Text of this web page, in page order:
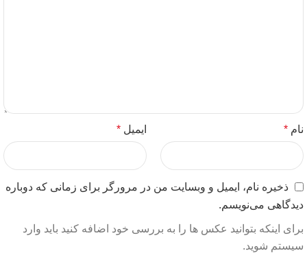
نام * ایمیل *
ذخیره نام، ایمیل و وبسایت من در مرورگر برای زمانی که دوباره
دیدگاهی می‌نویسم.
برای اینکه بتوانید عکس ها را به بررسی خود اضافه کنید باید وارد
سیستم شوید.